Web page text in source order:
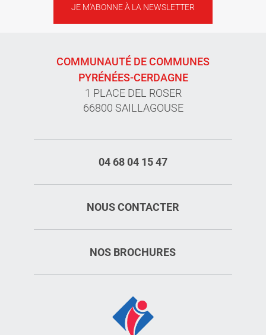
JE M'ABONNE À LA NEWSLETTER
COMMUNAUTÉ DE COMMUNES
PYRÉNÉES-CERDAGNE
1 PLACE DEL ROSER
66800 SAILLAGOUSE
04 68 04 15 47
NOUS CONTACTER
NOS BROCHURES